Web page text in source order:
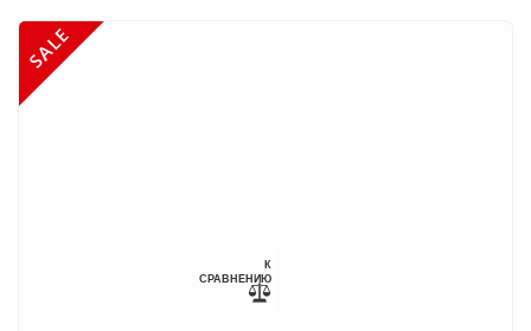
К
СРАВНЕНИЮ